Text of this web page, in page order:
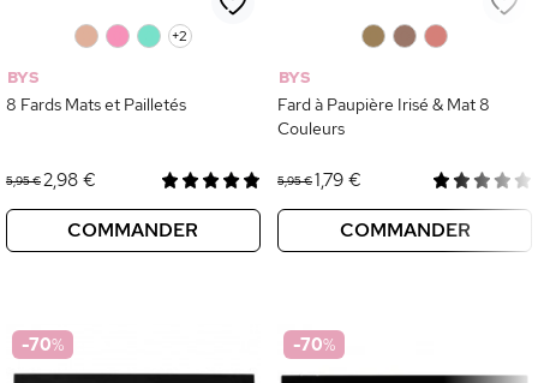
+2
BYS
8 Fards Mats et Pailletés
5,95 €2,98 €
COMMANDER
BYS
Fard à Paupière Irisé & Mat 8
Couleurs
5,95 €1,79 €
COMMANDER
-70% -70%